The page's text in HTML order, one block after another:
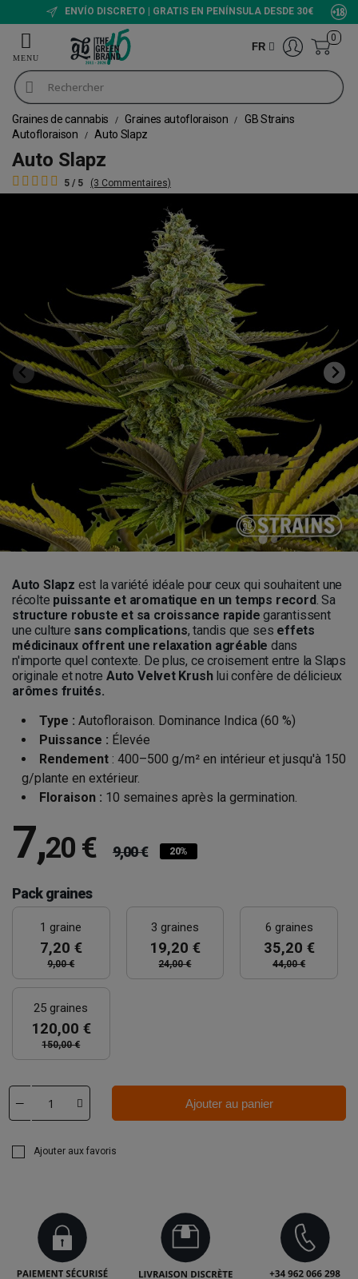
ENVÍO DISCRETO | GRATIS EN PENÍNSULA DESDE 30€
FR
0
Graines de cannabis Graines autofloraison
GB Strains
Autofloraison
Auto Slapz
Auto Slapz
5 / 5 (3 Commentaires)
Auto Slapz est la variété idéale pour ceux qui souhaitent une
récolte puissante et aromatique en un temps record. Sa
structure robuste et sa croissance rapide garantissent
une culture sans complications, tandis que ses effets
médicinaux offrent une relaxation agréable dans
n'importe quel contexte. De plus, ce croisement entre la Slaps
originale et notreAuto Velvet Krushlui confère de délicieux
arômes fruités.
Type : Autofloraison. Dominance Indica (60 %)
Puissance : Élevée
Rendement : 400–500 g/m² en intérieur et jusqu'à 150
g/plante en extérieur.
Floraison : 10 semaines après la germination.
7,20 € 9,00 € 20%
Pack graines
1 graine
7,20 €
9,00 €
3 graines
19,20 €
24,00 €
6 graines
35,20 €
44,00 €
25 graines
120,00 €
150,00 €
Ajouter au panier
Ajouter aux favoris